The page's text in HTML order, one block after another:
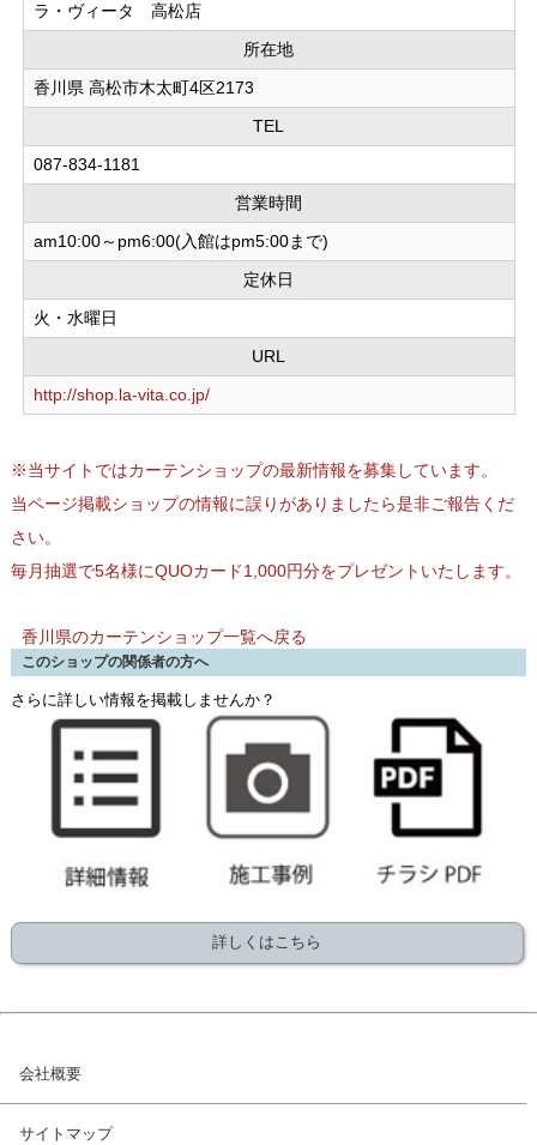
ラ・ヴィータ 高松店
所在地
香川県 高松市木太町4区2173
TEL
087-834-1181
営業時間
am10:00～pm6:00(入館はpm5:00まで)
定休日
火・水曜日
URL
http://shop.la-vita.co.jp/
※当サイトではカーテンショップの最新情報を募集しています。
当ページ掲載ショップの情報に誤りがありましたら是非ご報告くだ
さい。
毎月抽選で5名様にQUOカード1,000円分をプレゼントいたします。
香川県のカーテンショップ一覧へ戻る
このショップの関係者の方へ
さらに詳しい情報を掲載しませんか？
詳しくはこちら
会社概要
サイトマップ